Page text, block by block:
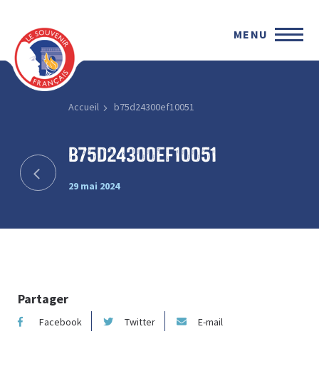
MENU
Accueil b75d24300ef10051
b75d24300ef10051
29 mai 2024
Partager
Facebook Twitter E-mail